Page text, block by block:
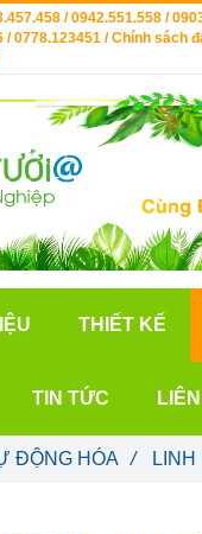
ĐỘNG HÓA /
/ 0942.551.558 /
/ 0778.123451 / Chính sách
THIẾT KẾ
TIN TỨC